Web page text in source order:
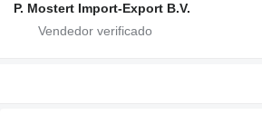
P. Mostert Import-Export B.V.